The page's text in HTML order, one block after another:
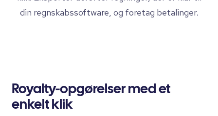
din regnskabssoftware, og foretag betalinger.
Royalty-opgørelser med et
enkelt klik